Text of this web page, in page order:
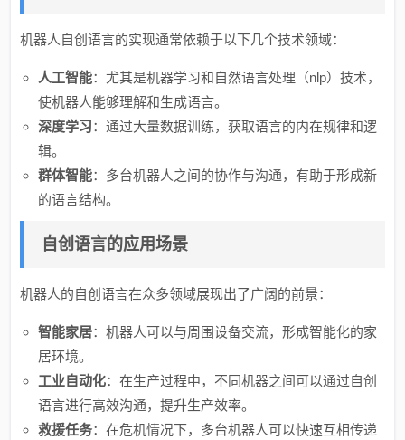
机器人自创语言的实现通常依赖于以下几个技术领域：
人工智能：尤其是机器学习和自然语言处理（nlp）技术，
使机器人能够理解和生成语言。
深度学习：通过大量数据训练，获取语言的内在规律和逻
辑。
群体智能：多台机器人之间的协作与沟通，有助于形成新
的语言结构。
自创语言的应用场景
机器人的自创语言在众多领域展现出了广阔的前景：
智能家居：机器人可以与周围设备交流，形成智能化的家
居环境。
工业自动化：在生产过程中，不同机器之间可以通过自创
语言进行高效沟通，提升生产效率。
救援任务：在危机情况下，多台机器人可以快速互相传递